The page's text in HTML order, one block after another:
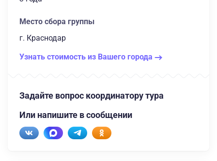
Место сбора группы
г. Краснодар
Узнать стоимость из Вашего города
Задайте вопрос координатору тура
Или напишите в сообщении